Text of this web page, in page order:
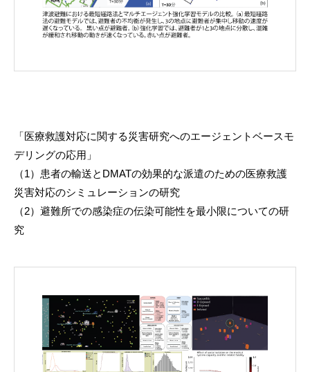
「医療救護対応に関する災害研究へのエージェントベースモ
デリングの応用」
（1）患者の輸送とDMATの効果的な派遣のための医療救護
災害対応のシミュレーションの研究
（2）避難所での感染症の伝染可能性を最小限についての研
究